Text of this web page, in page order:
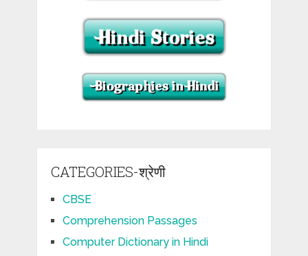
CATEGORIES-श्रेणी
CBSE
Comprehension Passages
Computer Dictionary in Hindi